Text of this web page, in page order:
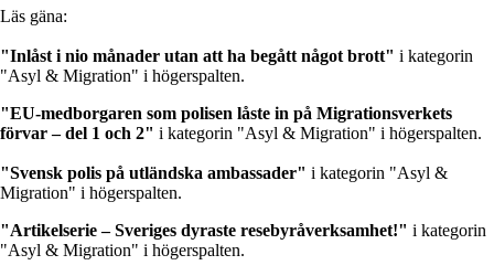
Läs gäna:
"Inlåst i nio månader utan att ha begått något brott" i kategorin
"Asyl & Migration" i högerspalten.
"EU-medborgaren som polisen låste in på Migrationsverkets
förvar – del 1 och 2" i kategorin "Asyl & Migration" i högerspalten.
"Svensk polis på utländska ambassader" i kategorin "Asyl &
Migration" i högerspalten.
"Artikelserie – Sveriges dyraste resebyråverksamhet!" i kategorin
"Asyl & Migration" i högerspalten.